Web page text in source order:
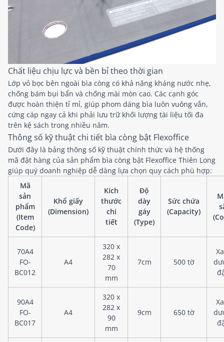
Chất liệu chịu lực và bền bỉ theo thời gian
Lớp vỏ bọc bên ngoài bìa còng có khả năng kháng nước nhẹ,
chống bám bụi bẩn và chống mài mòn cao. Các cạnh góc
được hoàn thiện tỉ mỉ, giúp phom dáng bìa luôn vuông vắn,
cứng cáp ngay cả khi phải lưu trữ khối lượng tài liệu tối đa
trên kệ sách trong nhiều năm.
Thông số kỹ thuật chi tiết bìa còng bật Flexoffice
Dưới đây là bảng thông số kỹ thuật chính thức và hệ thống
mã đặt hàng của sản phẩm bìa còng bật Flexoffice Thiên Long
giúp quý doanh nghiệp dễ dàng lựa chọn quy cách phù hợp:
Mã
sản
phẩm
(Item
Code)
Khổ giấy
(Dimension)
Kích
thước
chi
tiết
Độ
dày
gáy
(Type)
Sức chứa
(Capacity)
70A4
FO-
BC012
A4
320 x
282 x
70
mm
7cm 500 tờ
90A4
FO-
BC017
A4
320 x
282 x
90
mm
9cm 650 tờ